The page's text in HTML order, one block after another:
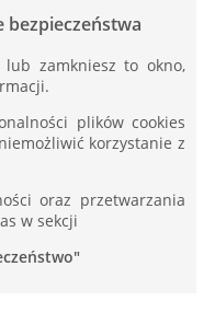
bezpieczeństwa
lub zamkniesz to okno,
plików cookies
korzystanie z
oraz przetwarzania
w sekcji